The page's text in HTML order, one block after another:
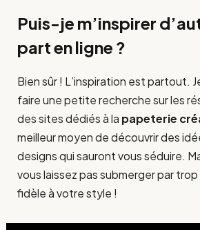
Puis-je m’inspirer
part en ligne ?
Bien sûr ! L’inspiration est partout.
faire une petite recherche sur les
des sites dédiés à la papeterie
meilleur moyen de découvrir des
designs qui sauront vous séduire.
vous laissez pas submerger par
fidèle à votre style !